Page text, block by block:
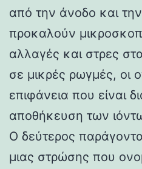
από την άνοδο και
προκαλούν
αλλαγές και στρες
σε μικρές ρωγμές, οι
επιφάνεια που είναι
αποθήκευση των
Ο δεύτερος
μιας στρώσης που